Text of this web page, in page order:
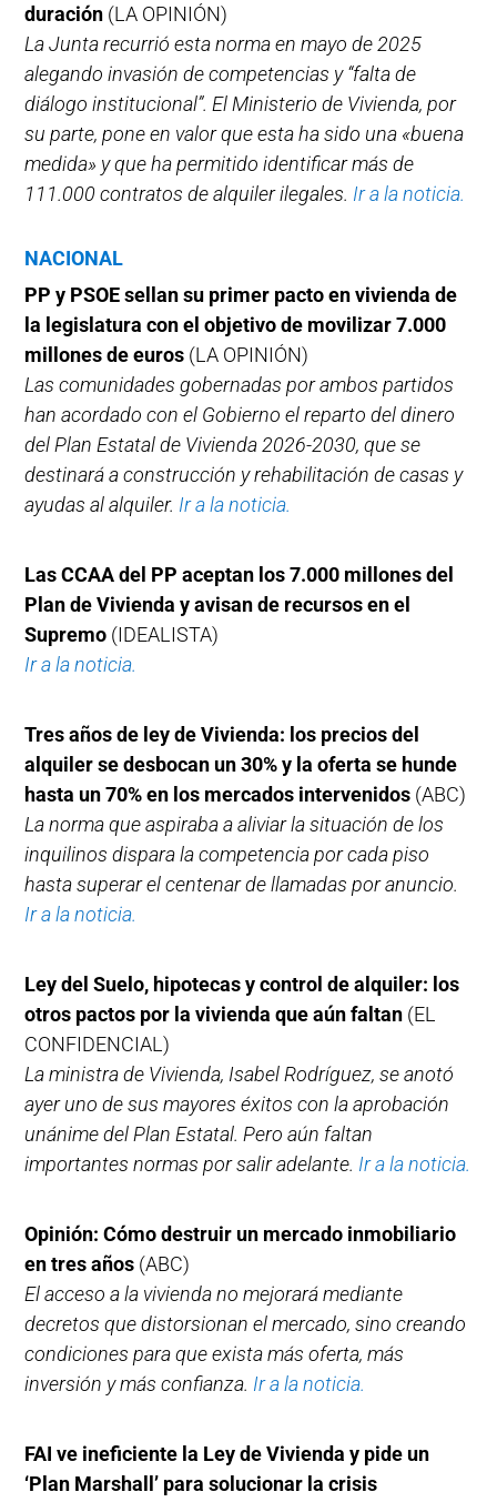
duración (LA OPINIÓN)
La Junta recurrió esta norma en mayo de 2025
alegando invasión de competencias y “falta de
diálogo institucional”. El Ministerio de Vivienda, por
su parte, pone en valor que esta ha sido una «buena
medida» y que ha permitido identificar más de
111.000 contratos de alquiler ilegales. Ir a la noticia.
NACIONAL
PP y PSOE sellan su primer pacto en vivienda de
la legislatura con el objetivo de movilizar 7.000
millones de euros (LA OPINIÓN)
Las comunidades gobernadas por ambos partidos
han acordado con el Gobierno el reparto del dinero
del Plan Estatal de Vivienda 2026-2030, que se
destinará a construcción y rehabilitación de casas y
ayudas al alquiler. Ir a la noticia.
Las CCAA del PP aceptan los 7.000 millones del
Plan de Vivienda y avisan de recursos en el
Supremo (IDEALISTA)
Ir a la noticia.
Tres años de ley de Vivienda: los precios del
alquiler se desbocan un 30% y la oferta se hunde
hasta un 70% en los mercados intervenidos (ABC)
La norma que aspiraba a aliviar la situación de los
inquilinos dispara la competencia por cada piso
hasta superar el centenar de llamadas por anuncio.
Ir a la noticia.
Ley del Suelo, hipotecas y control de alquiler: los
otros pactos por la vivienda que aún faltan (EL
CONFIDENCIAL)
La ministra de Vivienda, Isabel Rodríguez, se anotó
ayer uno de sus mayores éxitos con la aprobación
unánime del Plan Estatal. Pero aún faltan
importantes normas por salir adelante. Ir a la noticia.
Opinión: Cómo destruir un mercado inmobiliario
en tres años (ABC)
El acceso a la vivienda no mejorará mediante
decretos que distorsionan el mercado, sino creando
condiciones para que exista más oferta, más
inversión y más confianza. Ir a la noticia.
FAI ve ineficiente la Ley de Vivienda y pide un
‘Plan Marshall’ para solucionar la crisis